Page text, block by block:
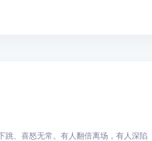
、喜怒无常。有人翻倍离场，有人深陷